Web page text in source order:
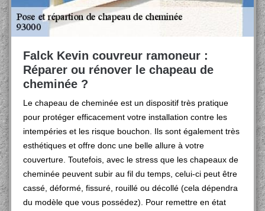
Falck Kevin couvreur ramoneur :
Réparer ou rénover le chapeau de
cheminée ?
Le chapeau de cheminée est un dispositif très pratique
pour protéger efficacement votre installation contre les
intempéries et les risque bouchon. Ils sont également très
esthétiques et offre donc une belle allure à votre
couverture. Toutefois, avec le stress que les chapeaux de
cheminée peuvent subir au fil du temps, celui-ci peut être
cassé, déformé, fissuré, rouillé ou décollé (cela dépendra
du modèle que vous possédez). Pour remettre en état